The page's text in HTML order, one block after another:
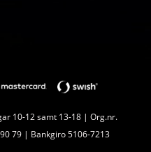
10-12 samt 13-18 | Org.nr.
79 | Bankgiro 5106-7213